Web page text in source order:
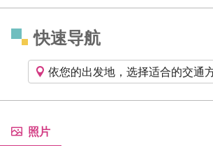
快速导航
依您的出发地，选择适合的交通
照片